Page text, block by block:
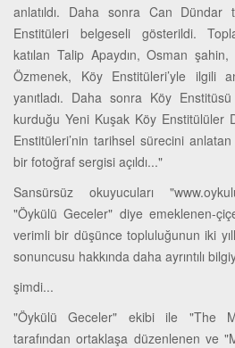
anlatıldı. Daha sonra Can Dündar
Enstitüleri belgeseli gösterildi.
katılan Talip Apaydın, Osman
Özmenek, Köy Enstitüleri’yle ilgili
yanıtladı. Daha sonra Köy Enstitüsü
kurduğu Yeni Kuşak Köy Enstitülüler
Enstitüleri’nin tarihsel sürecini anlatan
bir fotoğraf sergisi açıldı..."
Sansürsüz okuyucuları
"Öykülü Geceler" diye emeklenen-
verimli bir düşünce topluluğunun iki
sonuncusu hakkında daha ayrıntılı
şimdi...
"Öykülü Geceler" ekibi ile "The
tarafından ortaklaşa düzenlenen ve